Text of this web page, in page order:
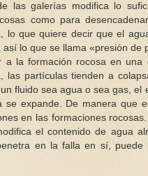
las galerías modifica lo
como para
lo que quiere decir que el
lo que se llama «presión de
a la formación rocosa en una
las partículas tienden a
fluido sea agua o sea gas, el
se expande. De manera que
en las formaciones
el contenido de agua
en la falla en sí, puede